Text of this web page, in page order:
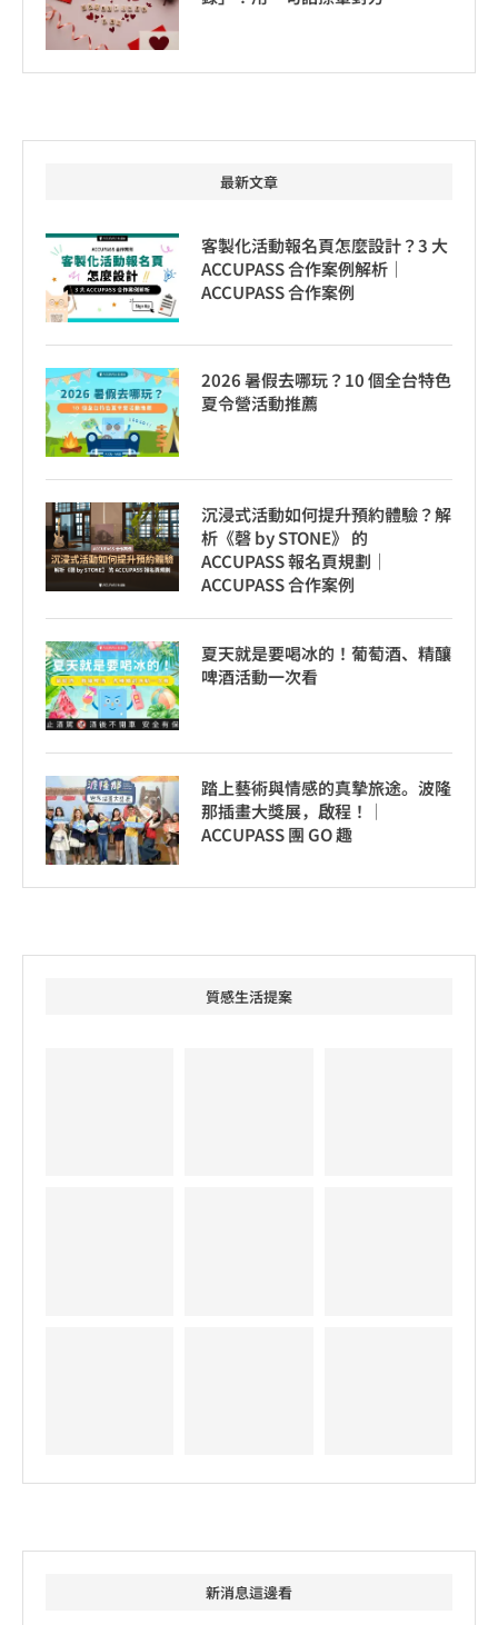
最新文章
客製化活動報名頁怎麼設計？3 大
ACCUPASS 合作案例解析｜
ACCUPASS 合作案例
2026 暑假去哪玩？10 個全台特色
夏令營活動推薦
沉浸式活動如何提升預約體驗？解
析《磬 by STONE》 的
ACCUPASS 報名頁規劃｜
ACCUPASS 合作案例
夏天就是要喝冰的！葡萄酒、精釀
啤酒活動一次看
踏上藝術與情感的真摯旅途。波隆
那插畫大獎展，啟程！│
ACCUPASS 團 GO 趣
質感生活提案
新消息這邊看